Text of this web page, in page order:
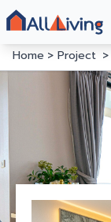
Home
Project